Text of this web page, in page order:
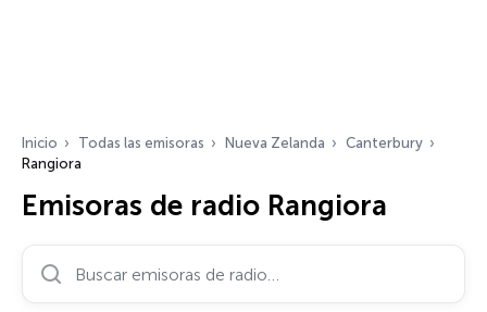
Inicio Todas las emisoras Nueva Zelanda
Canterbury
Rangiora
Emisoras de radio Rangiora